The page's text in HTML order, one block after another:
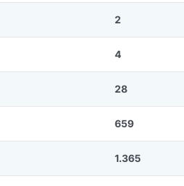
2
4
28
659
1.365